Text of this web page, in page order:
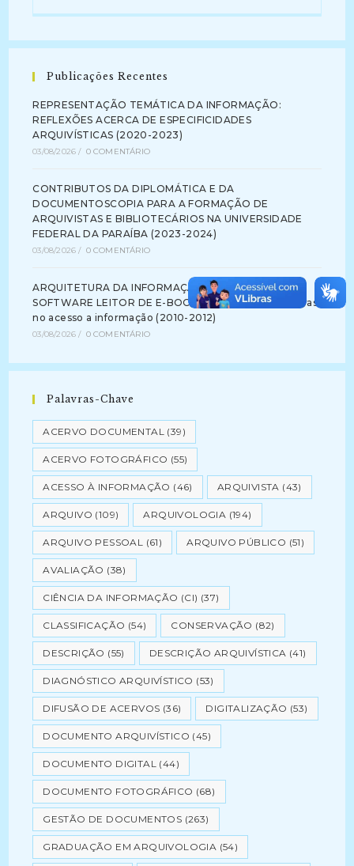
Publicações Recentes
REPRESENTAÇÃO TEMÁTICA DA INFORMAÇÃO:
REFLEXÕES ACERCA DE ESPECIFICIDADES
ARQUIVÍSTICAS (2020-2023)
03/08/2026 / 0 COMENTÁRIO
CONTRIBUTOS DA DIPLOMÁTICA E DA
DOCUMENTOSCOPIA PARA A FORMAÇÃO DE
ARQUIVISTAS E BIBLIOTECÁRIOS NA UNIVERSIDADE
FEDERAL DA PARAÍBA (2023-2024)
03/08/2026 / 0 COMENTÁRIO
ARQUITETURA DA INFORMAÇÃO NA INTERFACE DE
SOFTWARE LEITOR DE E-BOOK: identificando barreiras
no acesso a informação (2010-2012)
03/08/2026 / 0 COMENTÁRIO
Palavras-Chave
ACERVO DOCUMENTAL (39)
ACERVO FOTOGRÁFICO (55)
ACESSO À INFORMAÇÃO (46) ARQUIVISTA (43)
ARQUIVO (109) ARQUIVOLOGIA (194)
ARQUIVO PESSOAL (61) ARQUIVO PÚBLICO (51)
AVALIAÇÃO (38)
CIÊNCIA DA INFORMAÇÃO (CI) (37)
CLASSIFICAÇÃO (54) CONSERVAÇÃO (82)
DESCRIÇÃO (55) DESCRIÇÃO ARQUIVÍSTICA (41)
DIAGNÓSTICO ARQUIVÍSTICO (53)
DIFUSÃO DE ACERVOS (36) DIGITALIZAÇÃO (53)
DOCUMENTO ARQUIVÍSTICO (45)
DOCUMENTO DIGITAL (44)
DOCUMENTO FOTOGRÁFICO (68)
GESTÃO DE DOCUMENTOS (263)
GRADUAÇÃO EM ARQUIVOLOGIA (54)